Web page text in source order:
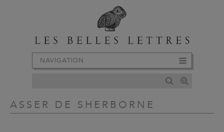
NAVIGATION
ASSER DE SHERBORNE